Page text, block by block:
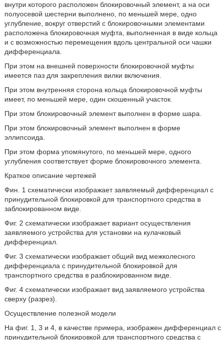
внутри которого расположен блокировочный элемент, а на оси
полуосевой шестерни выполнено, по меньшей мере, одно
углубление, вокруг отверстий с блокировочными элементами
расположена блокировочная муфта, выполненная в виде кольца
и с возможностью перемещения вдоль центральной оси чашки
дифференциала.
При этом на внешней поверхности блокировочной муфты
имеется паз для закрепления вилки включения.
При этом внутренняя сторона кольца блокировочной муфты
имеет, по меньшей мере, один скошенный участок.
При этом блокировочный элемент выполнен в форме шара.
При этом блокировочный элемент выполнен в форме
эллипсоида.
При этом форма упомянутого, по меньшей мере, одного
углубления соответствует форме блокировочного элемента.
Краткое описание чертежей
Фин. 1 схематически изображает заявляемый дифференциал с
принудительной блокировкой для транспортного средства в
заблокированном виде.
Фиг. 2 схематически изображает вариант осуществления
заявляемого устройства для установки на кулачковый
дифференциал.
Фиг. 3 схематически изображает общий вид межколесного
дифференциала с принудительной блокировкой для
транспортного средства в разблокированном виде.
Фиг. 4 схематически изображает вид заявляемого устройства
сверху (разрез).
Осуществление полезной модели
На фиг. 1, 3 и 4, в качестве примера, изображен дифференциал с
принудительной блокировкой для транспортного средства с